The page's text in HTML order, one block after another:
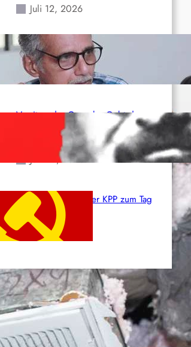
Juli 12, 2026
Indien: „Die Politik der
Kapitulation“ von K. Murali (Ajith)
Juli 1, 2026
Vorsitzender Gonzalo: Gebt das
Leben für die Partei und die
Juni 19, 2026
Beschluss des ZK der KPP zum Tag
des Heldentums
Juni 19, 2026